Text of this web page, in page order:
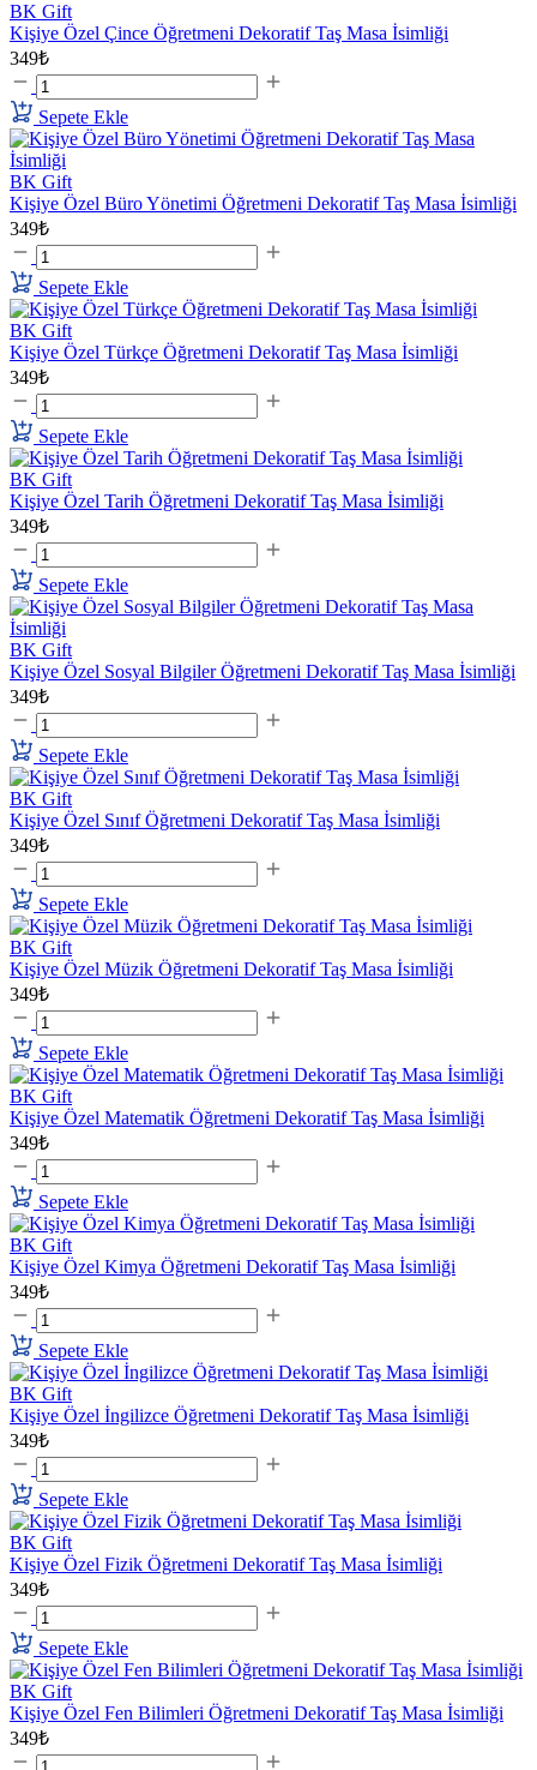
BK Gift
Kişiye Özel Çince Öğretmeni Dekoratif Taş Masa İsimliği
349₺
Sepete Ekle
BK Gift
Kişiye Özel Büro Yönetimi Öğretmeni Dekoratif Taş Masa İsimliği
349₺
Sepete Ekle
BK Gift
Kişiye Özel Türkçe Öğretmeni Dekoratif Taş Masa İsimliği
349₺
Sepete Ekle
BK Gift
Kişiye Özel Tarih Öğretmeni Dekoratif Taş Masa İsimliği
349₺
Sepete Ekle
BK Gift
Kişiye Özel Sosyal Bilgiler Öğretmeni Dekoratif Taş Masa İsimliği
349₺
Sepete Ekle
BK Gift
Kişiye Özel Sınıf Öğretmeni Dekoratif Taş Masa İsimliği
349₺
Sepete Ekle
BK Gift
Kişiye Özel Müzik Öğretmeni Dekoratif Taş Masa İsimliği
349₺
Sepete Ekle
BK Gift
Kişiye Özel Matematik Öğretmeni Dekoratif Taş Masa İsimliği
349₺
Sepete Ekle
BK Gift
Kişiye Özel Kimya Öğretmeni Dekoratif Taş Masa İsimliği
349₺
Sepete Ekle
BK Gift
Kişiye Özel İngilizce Öğretmeni Dekoratif Taş Masa İsimliği
349₺
Sepete Ekle
BK Gift
Kişiye Özel Fizik Öğretmeni Dekoratif Taş Masa İsimliği
349₺
Sepete Ekle
BK Gift
Kişiye Özel Fen Bilimleri Öğretmeni Dekoratif Taş Masa İsimliği
349₺